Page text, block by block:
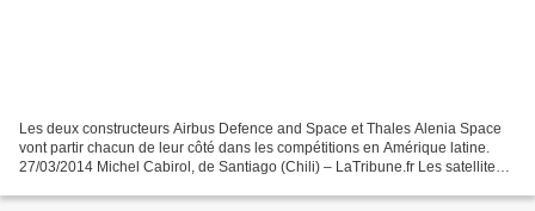
Les deux constructeurs Airbus Defence and Space et Thales Alenia Space
vont partir chacun de leur côté dans les compétitions en Amérique latine.
27/03/2014 Michel Cabirol, de Santiago (Chili) – LaTribune.fr Les satellites